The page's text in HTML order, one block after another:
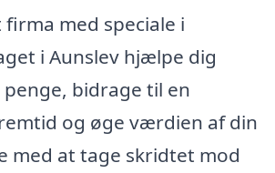
med speciale i
i Aunslev hjælpe dig
bidrage til en
og øge værdien af din
med at tage skridtet mod